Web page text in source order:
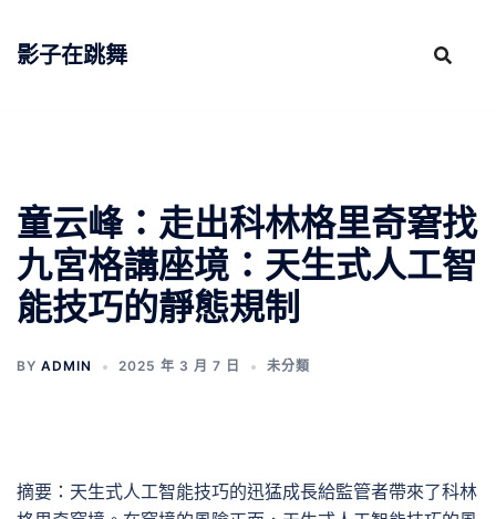
影子在跳舞
童云峰：走出科林格里奇窘找
九宮格講座境：天生式人工智
能技巧的靜態規制
BY ADMIN 2025 年 3 月 7 日 未分類
摘要：天生式人工智能技巧的迅猛成長給監管者帶來了科林